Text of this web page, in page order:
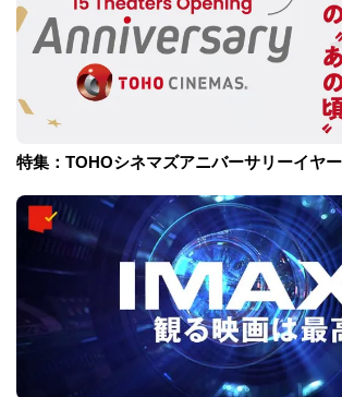
特集：TOHOシネマズアニバーサリーイヤー